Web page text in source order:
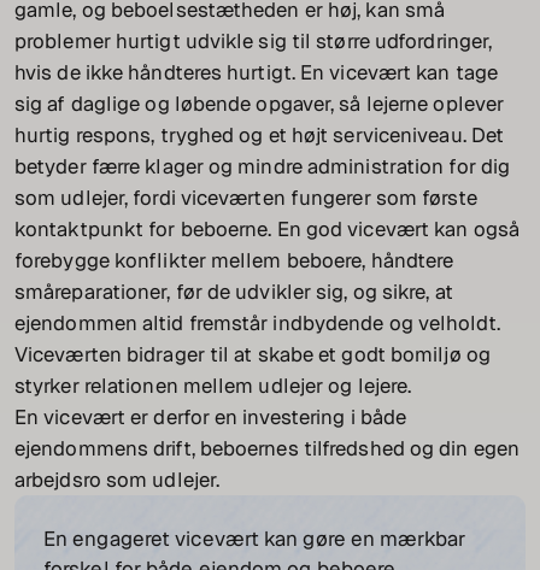
gamle, og beboelsestætheden er høj, kan små
problemer hurtigt udvikle sig til større udfordringer,
hvis de ikke håndteres hurtigt. En vicevært kan tage
sig af daglige og løbende opgaver, så lejerne oplever
hurtig respons, tryghed og et højt serviceniveau. Det
betyder færre klager og mindre administration for dig
som udlejer, fordi viceværten fungerer som første
kontaktpunkt for beboerne. En god vicevært kan også
forebygge konflikter mellem beboere, håndtere
småreparationer, før de udvikler sig, og sikre, at
ejendommen altid fremstår indbydende og velholdt.
Viceværten bidrager til at skabe et godt bomiljø og
styrker relationen mellem udlejer og lejere.
En vicevært er derfor en investering i både
ejendommens drift, beboernes tilfredshed og din egen
arbejdsro som udlejer.
En engageret vicevært kan gøre en mærkbar